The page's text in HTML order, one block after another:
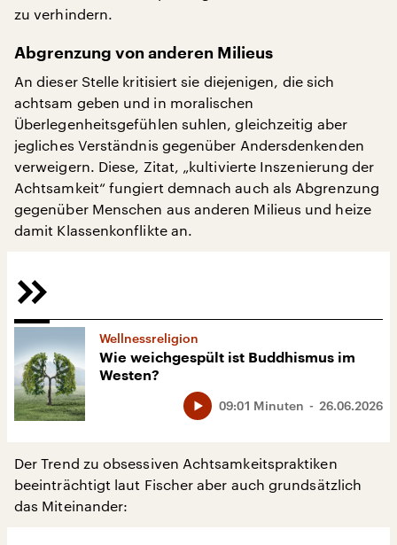
zu verhindern.
Abgrenzung von anderen Milieus
An dieser Stelle kritisiert sie diejenigen, die sich
achtsam geben und in moralischen
Überlegenheitsgefühlen suhlen, gleichzeitig aber
jegliches Verständnis gegenüber Andersdenkenden
verweigern. Diese, Zitat, „kultivierte Inszenierung der
Achtsamkeit“ fungiert demnach auch als Abgrenzung
gegenüber Menschen aus anderen Milieus und heize
damit Klassenkonflikte an.
Wellnessreligion
Wie weichgespült ist Buddhismus im
Westen?
26.06.2026
09:01 Minuten
Der Trend zu obsessiven Achtsamkeitspraktiken
beeinträchtigt laut Fischer aber auch grundsätzlich
das Miteinander: